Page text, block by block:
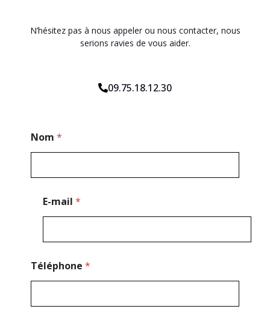
N’hésitez pas à nous appeler ou nous contacter, nous
serions ravies de vous aider.
09.75.18.12.30
Nom *
m
E-mail *
Téléphone *